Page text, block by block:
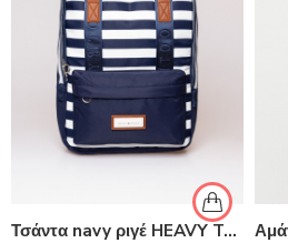
Τσάντα navy ριγέ HEAVY TOOLS